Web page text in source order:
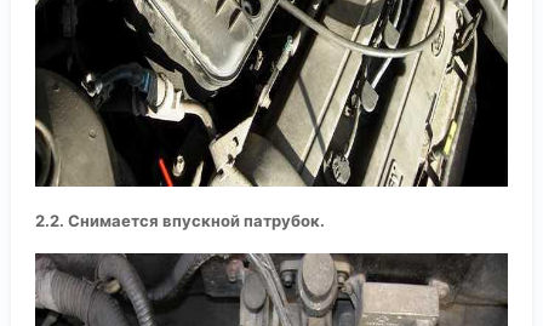
2.2. Снимается впускной патрубок.